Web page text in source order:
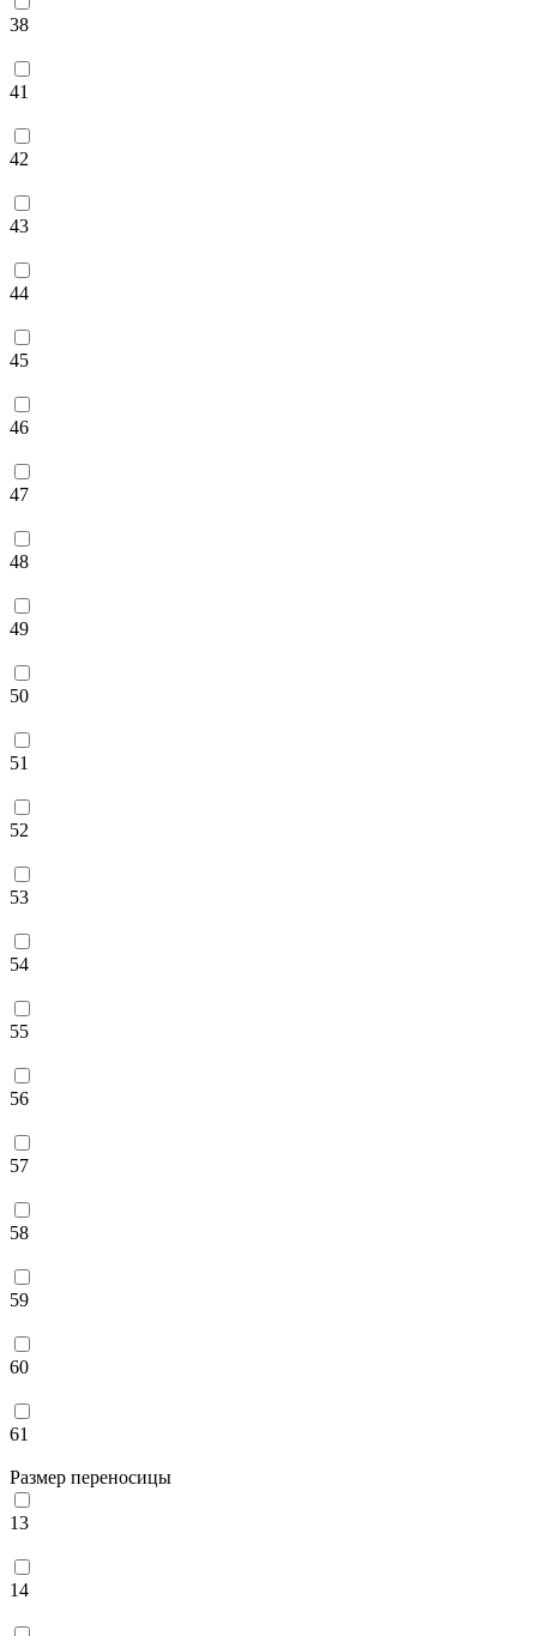
38
41
42
43
44
45
46
47
48
49
50
51
52
53
54
55
56
57
58
59
60
61
Размер переносицы
13
14